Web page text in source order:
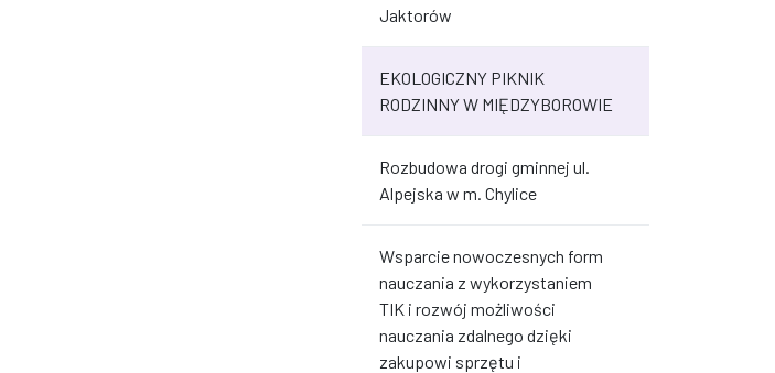
Jaktorów
EKOLOGICZNY PIKNIK
RODZINNY W MIĘDZYBOROWIE
Rozbudowa drogi gminnej ul.
Alpejska w m. Chylice
Wsparcie nowoczesnych form
nauczania z wykorzystaniem
TIK i rozwój możliwości
nauczania zdalnego dzięki
zakupowi sprzętu i